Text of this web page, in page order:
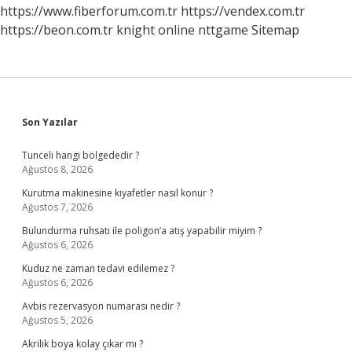
https://www.fiberforum.com.tr https://vendex.com.tr
https://beon.com.tr knight online nttgame Sitemap
Sidebar
Son Yazılar
Tunceli hangi bölgededir ?
Ağustos 8, 2026
Kurutma makinesine kıyafetler nasıl konur ?
Ağustos 7, 2026
Bulundurma ruhsatı ile poligon’a atış yapabilir miyim ?
Ağustos 6, 2026
Kuduz ne zaman tedavi edilemez ?
Ağustos 6, 2026
Avbis rezervasyon numarası nedir ?
Ağustos 5, 2026
Akrilik boya kolay çıkar mı ?